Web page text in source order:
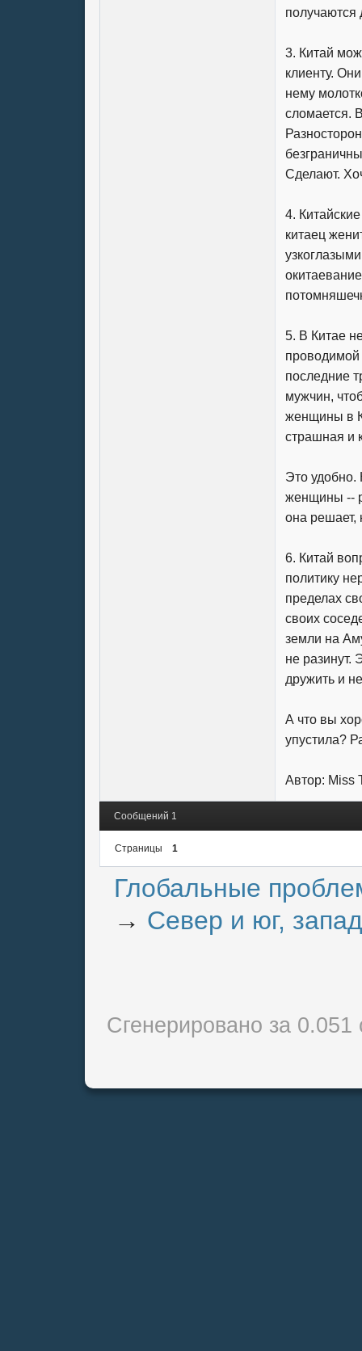
получаются
3. Китай
клиенту.
нему
сломается.
Сделают.
4.
китаец
5. В Китае
проводимой
последние
мужчин,
женщины в
страшная и
Это удобно.
женщины --
она решает,
6. Китай
политику
пределах
своих
земли на
не
дружить и
А что вы
упустила?
Автор: Miss
Сообщений 1
Страницы 1
Глобальные
→ Север и юг,
Сгенерировано за